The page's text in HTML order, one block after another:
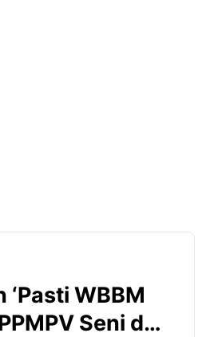
WBBM
Seni dan